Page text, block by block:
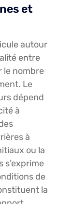
et
autour
entre
le nombre
Le
dépend
à
à
ou la
s’exprime
de
la